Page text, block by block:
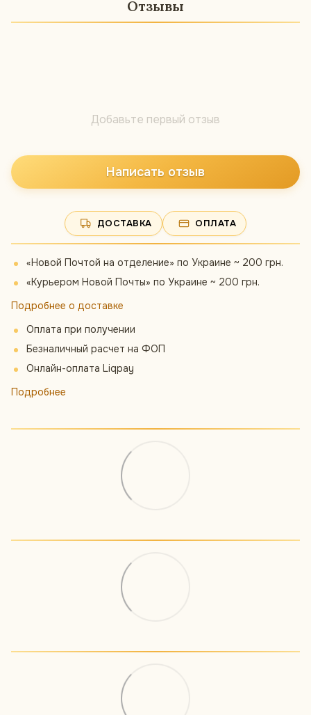
Отзывы
Добавьте первый отзыв
Написать отзыв
ДОСТАВКА ОПЛАТА
«Новой Почтой на отделение» по Украине ~ 200 грн.
«Курьером Новой Почты» по Украине ~ 200 грн.
Подробнее о доставке
Оплата при получении
Безналичный расчет на ФОП
Онлайн-оплата Liqpay
Подробнее